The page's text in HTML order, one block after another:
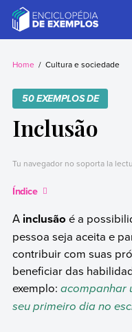
contentExemplos
Precisa de
temos.
Home Cultura e sociedade
50 EXEMPLOS DE
Inclusão
Tu navegador no soporta la
Índice
A inclusão é a
pessoa seja aceita e
contribuir com suas
beneficiar das
exemplo: acompanhar
seu primeiro dia no